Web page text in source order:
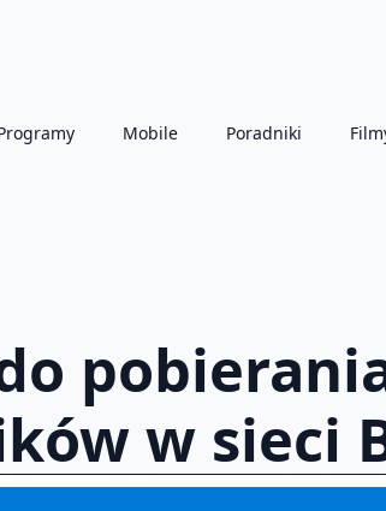
Mobile Poradniki
w sieci